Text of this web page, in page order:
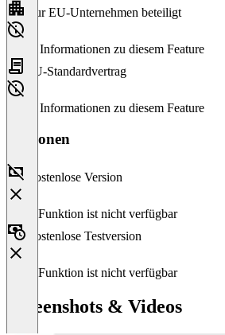
Nur EU-Unternehmen beteiligt
Keine Informationen zu diesem Feature
EU-Standardvertrag
Keine Informationen zu diesem Feature
Versionen
Kostenlose Version
Diese Funktion ist nicht verfügbar
Kostenlose Testversion
Diese Funktion ist nicht verfügbar
Screenshots & Videos